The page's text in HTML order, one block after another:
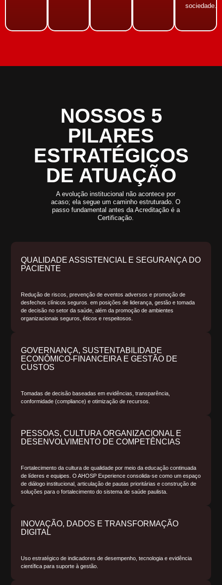
sociedade.
NOSSOS 5
PILARES
ESTRATÉGICOS
DE ATUAÇÃO
A evolução institucional não acontece por
acaso; ela segue um caminho estruturado. O
passo fundamental antes da Acreditação é a
Certificação.
QUALIDADE ASSISTENCIAL E SEGURANÇA DO
PACIENTE
Redução de riscos, prevenção de eventos adversos e promoção de
desfechos clínicos seguros. em posições de liderança, gestão e tomada
de decisão no setor da saúde, além da promoção de ambientes
organizacionais seguros, éticos e respeitosos.
GOVERNANÇA, SUSTENTABILIDADE
ECONÔMICO-FINANCEIRA E GESTÃO DE
CUSTOS
Tomadas de decisão baseadas em evidências, transparência,
conformidade (compliance) e otimização de recursos.
PESSOAS, CULTURA ORGANIZACIONAL E
DESENVOLVIMENTO DE COMPETÊNCIAS
Fortalecimento da cultura de qualidade por meio da educação continuada
de líderes e equipes. O AHOSP Experience consolida-se como um espaço
de diálogo institucional, articulação de pautas prioritárias e construção de
soluções para o fortalecimento do sistema de saúde paulista.
INOVAÇÃO, DADOS E TRANSFORMAÇÃO
DIGITAL
Uso estratégico de indicadores de desempenho, tecnologia e evidência
científica para suporte à gestão.